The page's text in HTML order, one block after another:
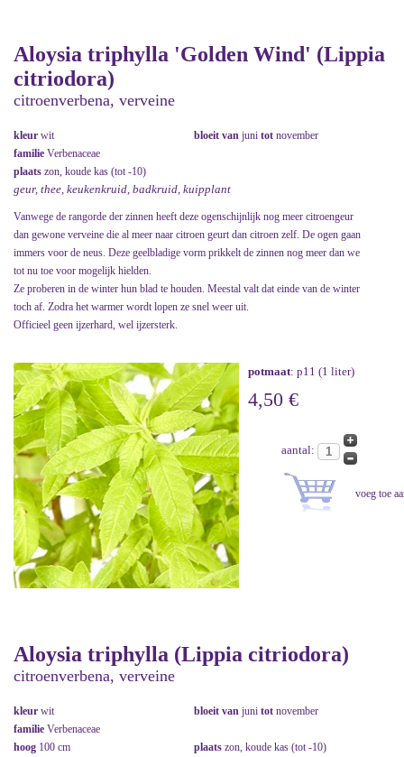
Aloysia triphylla 'Golden Wind' (Lippia
citriodora)
citroenverbena, verveine
kleur wit bloeit van juni tot november
familie Verbenaceae
plaats zon, koude kas (tot -10)
geur, thee, keukenkruid, badkruid, kuipplant
Vanwege de rangorde der zinnen heeft deze ogenschijnlijk nog meer citroengeur
dan gewone verveine die al meer naar citroen geurt dan citroen zelf. De ogen gaan
immers voor de neus. Deze geelbladige vorm prikkelt de zinnen nog meer dan we
tot nu toe voor mogelijk hielden.
Ze proberen in de winter hun blad te houden. Meestal valt dat einde van de winter
toch af. Zodra het warmer wordt lopen ze snel weer uit.
Officieel geen ijzerhard, wel ijzersterk.
potmaat: p11 (1 liter)
4,50 €
aantal:
Aloysia triphylla (Lippia citriodora)
citroenverbena, verveine
kleur wit bloeit van juni tot november
familie Verbenaceae
hoog 100 cm plaats zon, koude kas (tot -10)